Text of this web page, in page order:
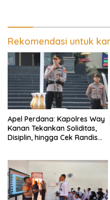
Rekomendasi untuk
Apel Perdana: Kapolres Way
Kanan Tekankan Soliditas,
Disiplin, hingga Cek Randis